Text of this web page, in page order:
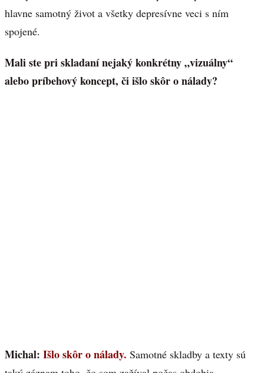
hlavne samotný život a všetky depresívne veci s ním
spojené.
Mali ste pri skladaní nejaký konkrétny „vizuálny“
alebo príbehový koncept, či išlo skôr o nálady?
Michal: Išlo skôr o nálady. Samotné skladby a texty sú